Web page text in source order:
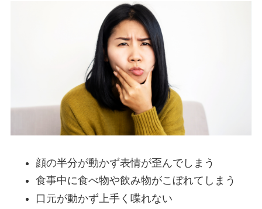
顔の半分が動かず表情が歪んでしまう
食事中に食べ物や飲み物がこぼれてしまう
口元が動かず上手く喋れない